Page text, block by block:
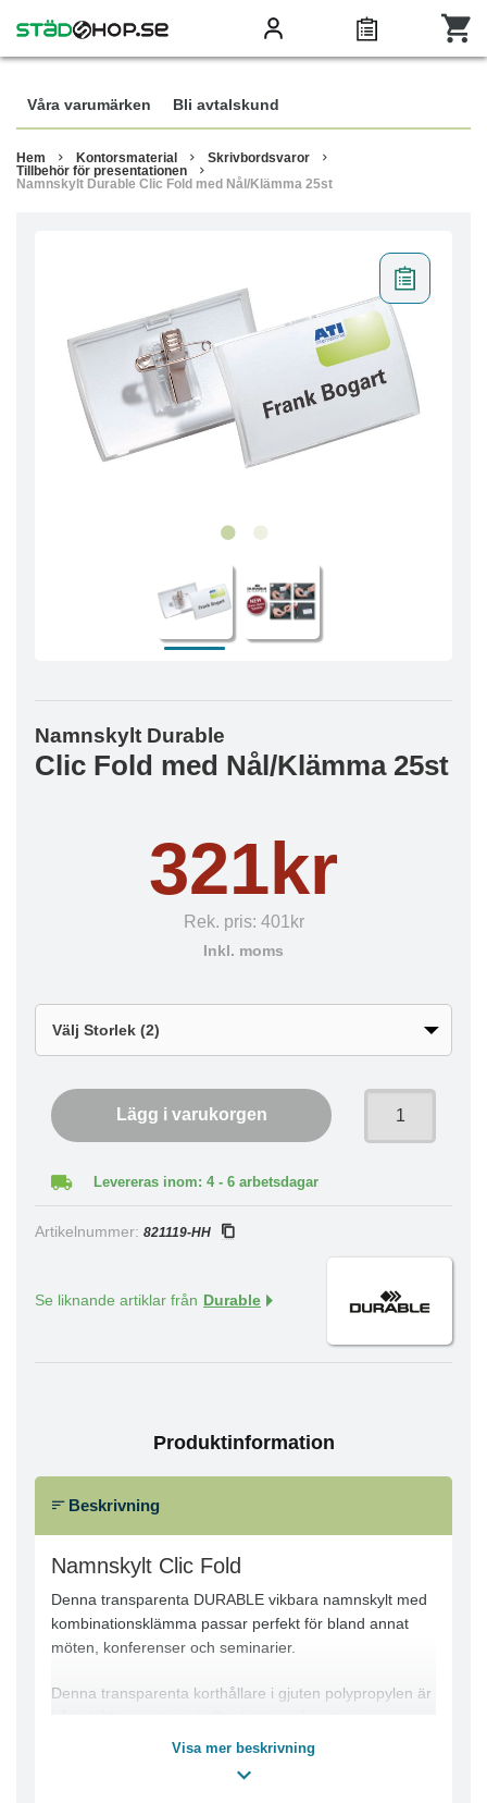
Våra varumärken Bli avtalskund
Hem Kontorsmaterial
Skrivbordsvaror
Tillbehör för presentationen
Namnskylt Durable Clic Fold med Nål/Klämma 25st
Namnskylt Durable
Clic Fold med Nål/Klämma 25st
321kr
Rek. pris: 401kr
Inkl. moms
Lägg i varukorgen
Levereras inom: 4 - 6 arbetsdagar
Artikelnummer: 821119-HH
Se liknande artiklar från Durable
Produktinformation
Beskrivning
Namnskylt Clic Fold
Denna transparenta DURABLE vikbara namnskylt med
kombinationsklämma passar perfekt för bland annat
möten, konferenser och seminarier.
Denna transparenta korthållare i gjuten polypropylen är
kopplar ihop korthållarens fram- och baksida ger ett
Visa mer beskrivning